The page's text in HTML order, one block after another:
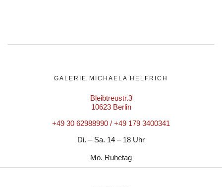
GALERIE MICHAELA HELFRICH
Bleibtreustr.3
10623 Berlin
+49 30 62988990 / +49 179 3400341
Di. – Sa. 14 – 18 Uhr
Mo. Ruhetag